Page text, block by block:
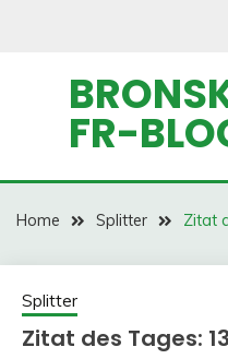
FR-
Home Splitter Zitat
Splitter
Zitat des Tages: